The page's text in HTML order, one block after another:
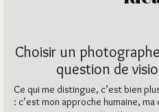
Choisir un
question de
Ce qui me distingue, c’est bien
: c’est mon approche humaine,